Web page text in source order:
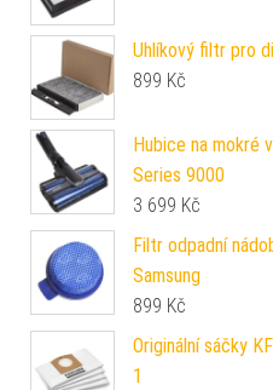
Uhlíkový filtr pro
899 Kč
Hubice na mokré
Series 9000
3 699 Kč
Filtr odpadní
Samsung
899 Kč
Originální sáčky
1